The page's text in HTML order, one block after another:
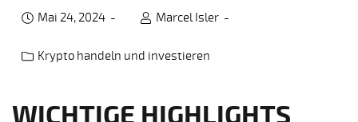
Marcel Isler
Mai 24, 2024
Post category:
Krypto handeln und investieren
WICHTIGE HIGHLIGHTS